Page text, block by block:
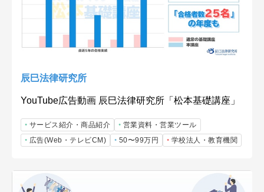
辰巳法律研究所
YouTube広告動画 辰巳法律研究所「松本基礎講座」
サービス紹介・商品紹介
営業資料・営業ツール
広告(Web・テレビCM)
50〜99万円 学校法人・教育機関